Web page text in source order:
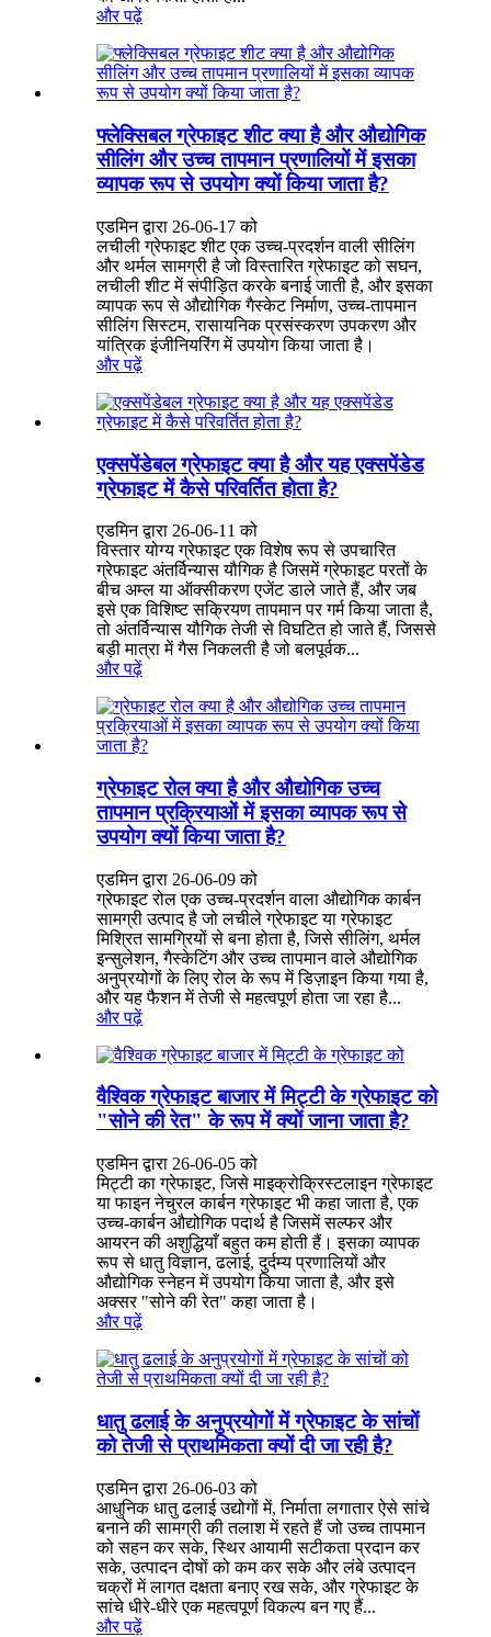
और पढ़ें
फ्लेक्सिबल ग्रेफाइट शीट क्या है और औद्योगिक
सीलिंग और उच्च तापमान प्रणालियों में इसका
व्यापक रूप से उपयोग क्यों किया जाता है?
एडमिन द्वारा 26-06-17 को
लचीली ग्रेफाइट शीट एक उच्च-प्रदर्शन वाली सीलिंग
और थर्मल सामग्री है जो विस्तारित ग्रेफाइट को सघन,
लचीली शीट में संपीड़ित करके बनाई जाती है, और इसका
व्यापक रूप से औद्योगिक गैस्केट निर्माण, उच्च-तापमान
सीलिंग सिस्टम, रासायनिक प्रसंस्करण उपकरण और
यांत्रिक इंजीनियरिंग में उपयोग किया जाता है।
और पढ़ें
एक्सपेंडेबल ग्रेफाइट क्या है और यह एक्सपेंडेड
ग्रेफाइट में कैसे परिवर्तित होता है?
एडमिन द्वारा 26-06-11 को
विस्तार योग्य ग्रेफाइट एक विशेष रूप से उपचारित
ग्रेफाइट अंतर्विन्यास यौगिक है जिसमें ग्रेफाइट परतों के
बीच अम्ल या ऑक्सीकरण एजेंट डाले जाते हैं, और जब
इसे एक विशिष्ट सक्रियण तापमान पर गर्म किया जाता है,
तो अंतर्विन्यास यौगिक तेजी से विघटित हो जाते हैं, जिससे
बड़ी मात्रा में गैस निकलती है जो बलपूर्वक...
और पढ़ें
ग्रेफाइट रोल क्या है और औद्योगिक उच्च
तापमान प्रक्रियाओं में इसका व्यापक रूप से
उपयोग क्यों किया जाता है?
एडमिन द्वारा 26-06-09 को
ग्रेफाइट रोल एक उच्च-प्रदर्शन वाला औद्योगिक कार्बन
सामग्री उत्पाद है जो लचीले ग्रेफाइट या ग्रेफाइट
मिश्रित सामग्रियों से बना होता है, जिसे सीलिंग, थर्मल
इन्सुलेशन, गैस्केटिंग और उच्च तापमान वाले औद्योगिक
अनुप्रयोगों के लिए रोल के रूप में डिज़ाइन किया गया है,
और यह फैशन में तेजी से महत्वपूर्ण होता जा रहा है...
और पढ़ें
वैश्विक ग्रेफाइट बाजार में मिट्टी के ग्रेफाइट को
"सोने की रेत" के रूप में क्यों जाना जाता है?
एडमिन द्वारा 26-06-05 को
मिट्टी का ग्रेफाइट, जिसे माइक्रोक्रिस्टलाइन ग्रेफाइट
या फाइन नेचुरल कार्बन ग्रेफाइट भी कहा जाता है, एक
उच्च-कार्बन औद्योगिक पदार्थ है जिसमें सल्फर और
आयरन की अशुद्धियाँ बहुत कम होती हैं। इसका व्यापक
रूप से धातु विज्ञान, ढलाई, दुर्दम्य प्रणालियों और
औद्योगिक स्नेहन में उपयोग किया जाता है, और इसे
अक्सर "सोने की रेत" कहा जाता है।
और पढ़ें
धातु ढलाई के अनुप्रयोगों में ग्रेफाइट के सांचों
को तेजी से प्राथमिकता क्यों दी जा रही है?
एडमिन द्वारा 26-06-03 को
आधुनिक धातु ढलाई उद्योगों में, निर्माता लगातार ऐसे सांचे
बनाने की सामग्री की तलाश में रहते हैं जो उच्च तापमान
को सहन कर सके, स्थिर आयामी सटीकता प्रदान कर
सके, उत्पादन दोषों को कम कर सके और लंबे उत्पादन
चक्रों में लागत दक्षता बनाए रख सके, और ग्रेफाइट के
सांचे धीरे-धीरे एक महत्वपूर्ण विकल्प बन गए हैं...
और पढ़ें